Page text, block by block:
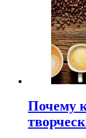
Почему